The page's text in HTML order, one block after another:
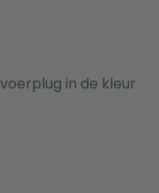
in de kleur